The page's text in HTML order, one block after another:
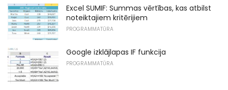
Excel SUMIF: Summas vērtības, kas atbilst
noteiktajiem kritērijiem
PROGRAMMATŪRA
Google izklājlapas IF funkcija
PROGRAMMATŪRA